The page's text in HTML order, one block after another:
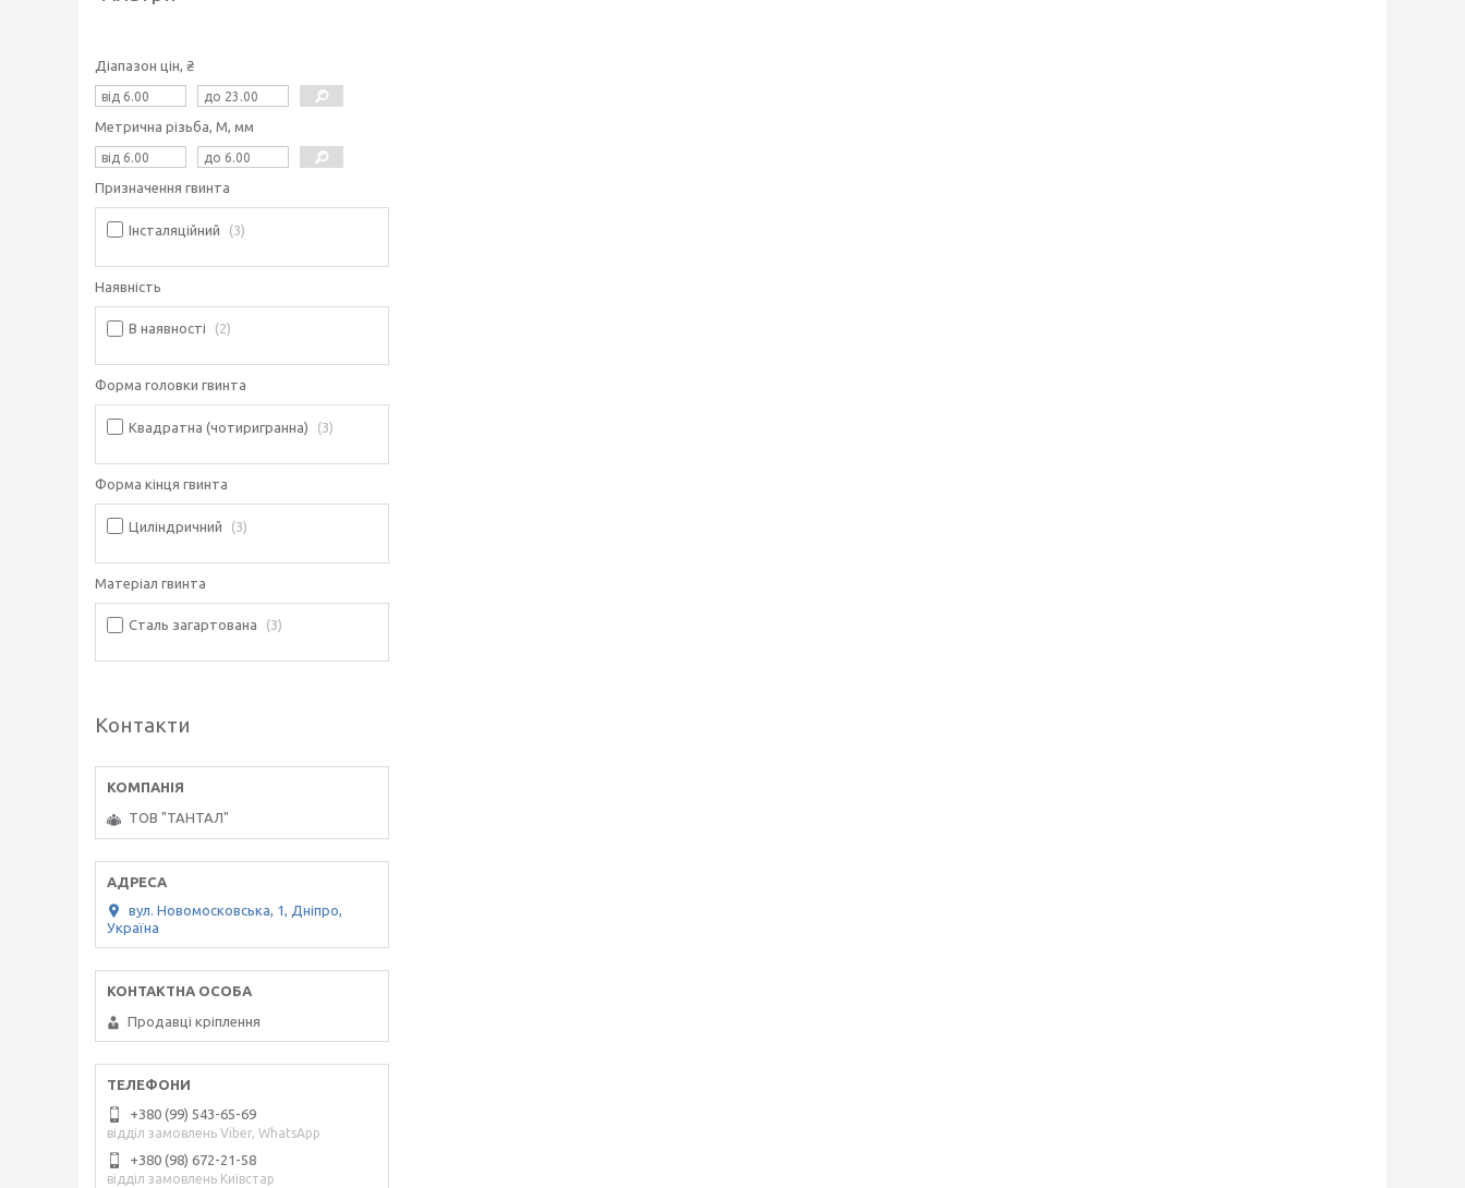
Діапазон цін, ₴
Метрична різьба, М, мм
Призначення гвинта
Інсталяційний 3
Наявність
В наявності 2
Форма головки гвинта
Квадратна (чотиригранна) 3
Форма кінця гвинта
Циліндричний 3
Матеріал гвинта
Сталь загартована 3
Контакти
ТОВ "ТАНТАЛ"
вул. Новомосковська, 1, Дніпро,
Україна
Продавці кріплення
+380 (99) 543-65-69
відділ замовлень Viber, WhatsApp
+380 (98) 672-21-58
відділ замовлень Київстар